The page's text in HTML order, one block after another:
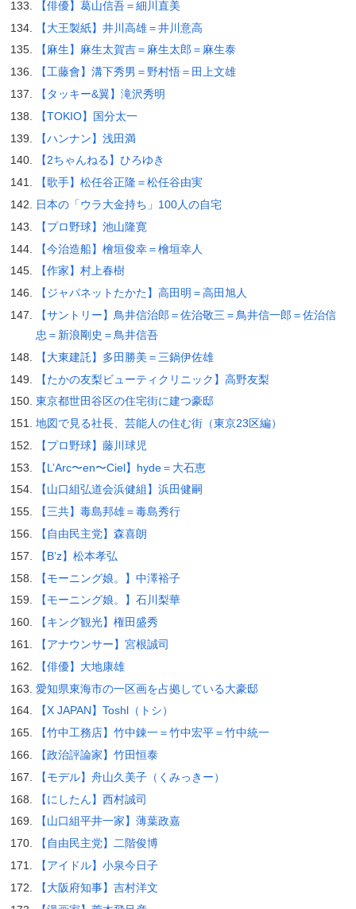
【俳優】葛山信吾＝細川直美
【大王製紙】井川高雄＝井川意高
【麻生】麻生太賀吉＝麻生太郎＝麻生泰
【工藤會】溝下秀男＝野村悟＝田上文雄
【タッキー&翼】滝沢秀明
【TOKIO】国分太一
【ハンナン】浅田満
【2ちゃんねる】ひろゆき
【歌手】松任谷正隆＝松任谷由実
日本の「ウラ大金持ち」100人の自宅
【プロ野球】池山隆寛
【今治造船】檜垣俊幸＝檜垣幸人
【作家】村上春樹
【ジャパネットたかた】高田明＝高田旭人
【サントリー】鳥井信治郎＝佐治敬三＝鳥井信一郎＝佐治信
忠＝新浪剛史＝鳥井信吾
【大東建託】多田勝美＝三鍋伊佐雄
【たかの友梨ビューティクリニック】高野友梨
東京都世田谷区の住宅街に建つ豪邸
地図で見る社長、芸能人の住む街（東京23区編）
【プロ野球】藤川球児
【L’Arc〜en〜Ciel】hyde＝大石恵
【山口組弘道会浜健組】浜田健嗣
【三共】毒島邦雄＝毒島秀行
【自由民主党】森喜朗
【B’z】松本孝弘
【モーニング娘。】中澤裕子
【モーニング娘。】石川梨華
【キング観光】権田盛秀
【アナウンサー】宮根誠司
【俳優】大地康雄
愛知県東海市の一区画を占拠している大豪邸
【X JAPAN】Toshl（トシ）
【竹中工務店】竹中錬一＝竹中宏平＝竹中統一
【政治評論家】竹田恒泰
【モデル】舟山久美子（くみっきー）
【にしたん】西村誠司
【山口組平井一家】薄葉政嘉
【自由民主党】二階俊博
【アイドル】小泉今日子
【大阪府知事】吉村洋文